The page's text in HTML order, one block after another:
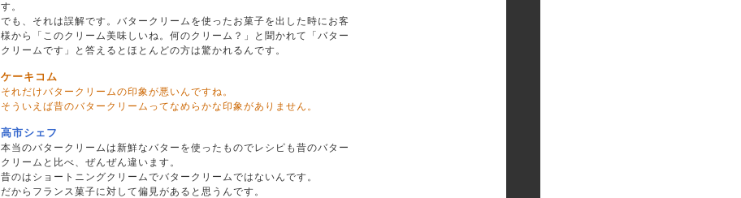
す。
でも、それは誤解です。バタークリームを使ったお菓子を出した時にお客
様から「このクリーム美味しいね。何のクリーム？」と聞かれて「バター
クリームです」と答えるとほとんどの方は驚かれるんです。
ケーキコム
それだけバタークリームの印象が悪いんですね。
そういえば昔のバタークリームってなめらかな印象がありません。
高市シェフ
本当のバタークリームは新鮮なバターを使ったものでレシピも昔のバター
クリームと比べ、ぜんぜん違います。
昔のはショートニングクリームでバタークリームではないんです。
だからフランス菓子に対して偏見があると思うんです。